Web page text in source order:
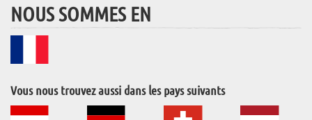
NOUS SOMMES EN
Vous nous trouvez aussi dans les pays suivants